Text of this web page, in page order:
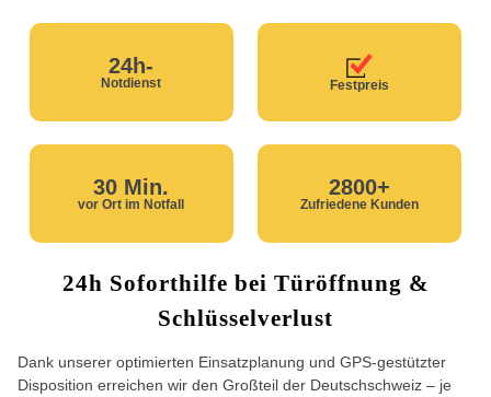
24h-
Notdienst Festpreis
30 Min.
vor Ort im Notfall
2800+
Zufriedene Kunden
24h Soforthilfe bei Türöffnung &
Schlüsselverlust
Dank unserer optimierten Einsatzplanung und GPS-gestützter
Disposition erreichen wir den Großteil der Deutschschweiz – je